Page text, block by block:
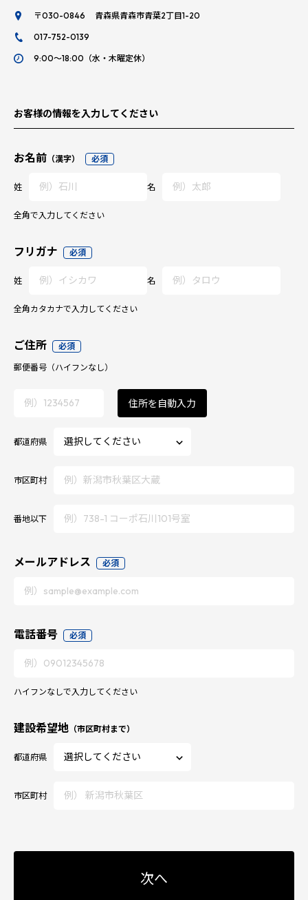
〒030-0846 青森県青森市青葉2丁目1-20
017-752-0139
9:00～18:00（水・木曜定休）
お客様の情報を入力してください
お名前 （漢字） 必須
姓 名
全角で入力してください
フリガナ 必須
姓 名
全角カタカナで入力してください
ご住所 必須
郵便番号 （ハイフンなし）
住所を自動入力
都道府県
市区町村
番地以下
メールアドレス 必須
電話番号 必須
ハイフンなしで入力してください
建設希望地 （市区町村まで）
都道府県
市区町村